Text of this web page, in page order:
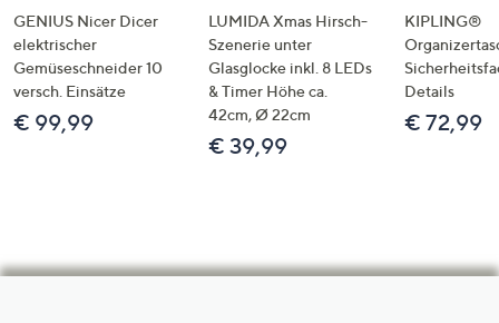
GENIUS Nicer Dicer
elektrischer
Gemüseschneider 10
versch. Einsätze
€ 99,99
LUMIDA Xmas Hirsch-
Szenerie unter
Glasglocke inkl. 8 LEDs
& Timer Höhe ca.
42cm, Ø 22cm
€ 39,99
KIPLING®
Details
€ 72,99